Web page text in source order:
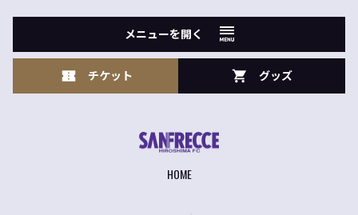
メニューを開く
チケット グッズ
HOME